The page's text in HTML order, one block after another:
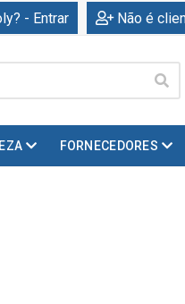
- Entrar Não é
FORNECEDORES